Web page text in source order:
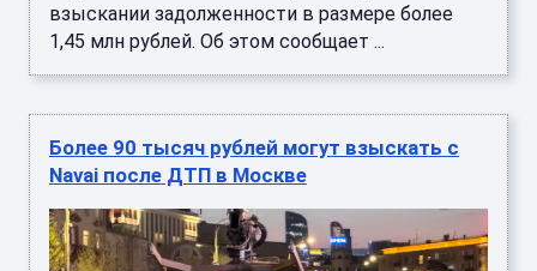
взыскании задолженности в размере более
1,45 млн рублей. Об этом сообщает ...
Более 90 тысяч рублей могут взыскать с
Navai после ДТП в Москве